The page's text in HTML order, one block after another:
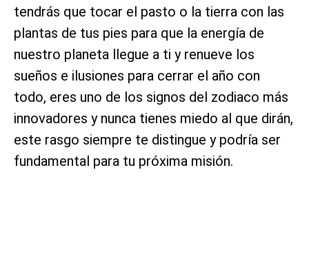
tendrás que tocar el pasto o la tierra con las
plantas de tus pies para que la energía de
nuestro planeta llegue a ti y renueve los
sueños e ilusiones para cerrar el año con
todo, eres uno de los signos del zodiaco más
innovadores y nunca tienes miedo al que dirán,
este rasgo siempre te distingue y podría ser
fundamental para tu próxima misión.